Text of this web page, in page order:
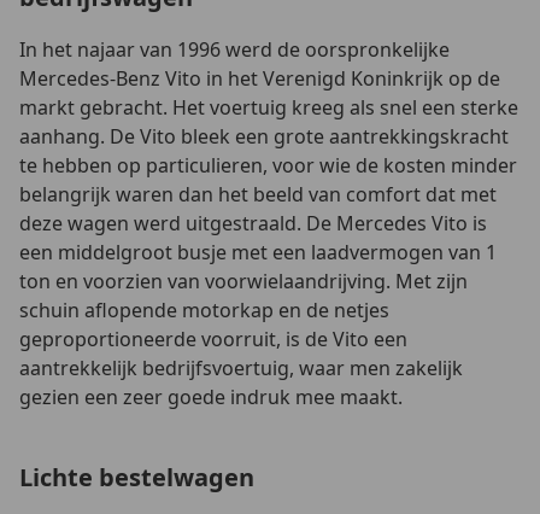
In het najaar van 1996 werd de oorspronkelijke
Mercedes-Benz Vito in het Verenigd Koninkrijk op de
markt gebracht. Het voertuig kreeg als snel een sterke
aanhang. De Vito bleek een grote aantrekkingskracht
te hebben op particulieren, voor wie de kosten minder
belangrijk waren dan het beeld van comfort dat met
deze wagen werd uitgestraald. De Mercedes Vito is
een middelgroot busje met een laadvermogen van 1
ton en voorzien van voorwielaandrijving. Met zijn
schuin aflopende motorkap en de netjes
geproportioneerde voorruit, is de Vito een
aantrekkelijk bedrijfsvoertuig, waar men zakelijk
gezien een zeer goede indruk mee maakt.
Lichte bestelwagen